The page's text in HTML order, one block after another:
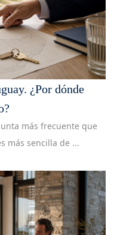
¿Por dónde
más frecuente que
más sencilla de ...